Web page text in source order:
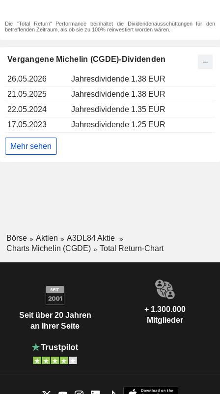
Die "Total Return" Performance beinhaltet die Dividendenausschüttungen für den
betreffenden Zeitraum, als ob sie zu 100% reinvestiert worden wären.
Vergangene Michelin (CGDE)-Dividenden
26.05.2026
Jahresdividende 1.38 EUR
21.05.2025
Jahresdividende 1.38 EUR
22.05.2024
Jahresdividende 1.35 EUR
17.05.2023
Jahresdividende 1.25 EUR
Mehr sehen
Börse Aktien
A3DL84 Aktie
Charts Michelin (CGDE)
Total Return-Chart
Seit über 20 Jahren
an Ihrer Seite
+ 1.300.000
Mitglieder